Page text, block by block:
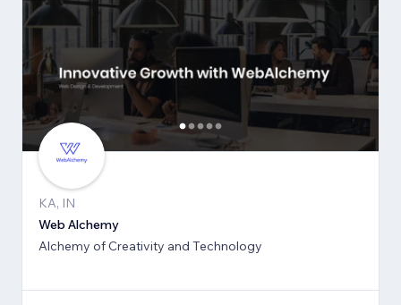
KA, IN
Web Alchemy
Alchemy of Creativity and Technology